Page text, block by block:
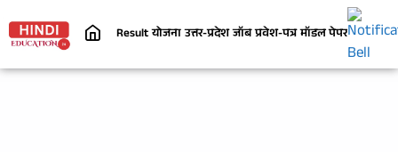
Result योजना उत्तर-प्रदेशजॉबप्रवेश-पत्रमॉडल पेपर निबंध